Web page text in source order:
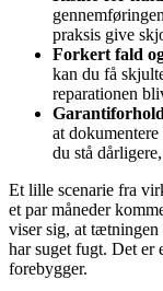
praksis give
Forkert fald
kan du få
reparationen
Garantiforhold
at
du stå
Et lille scenarie fra
et par måneder
viser sig, at
har suget fugt. Det er
forebygger.